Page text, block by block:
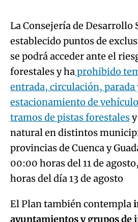
La Consejería de Desarrollo
establecido puntos de
se podrá acceder ante el
forestales y haprohibido
entrada, circulación, parada
estacionamiento de
tramos de pistas forestales
natural en distintos
provincias de Cuenca y
00:00 horas del 11 de
horas del día 13 de agosto
El Plan también contempla
ayuntamientos y grupos de